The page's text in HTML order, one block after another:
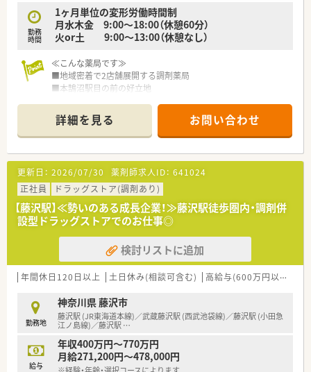
勤務
時間
1ヶ月単位の変形労働時間制
月水木金 9:00～18:00（休憩60分）
火or土 9:00～13:00（休憩なし）
≪こんな薬局です≫
■地域密着で2店舗展開する調剤薬局
■本鵠沼駅目の前の好立地
■≪火曜≫or≪土曜≫は半日勤務
■18時まで残業ほぼナシ
■門前のクリニックからの応需が中心で、枚数も落ち着いていま
す
■リウマチ科で注射剤の取り扱いが多いです
■患者様への投薬に力を入れています
■自分のペースで落ち着いてお仕事したい方にオススメ
■定着率が高くあまり募集の出ない求人です
■ご経験があり、お人柄の良い方なら年齢不問で歓迎いたします
詳細を見る お問い合わせ
更新日： 2026/07/30 薬剤師求人ID： 641024
正社員
ドラッグストア(調剤あり)
【藤沢駅】≪勢いのある成長企業！≫藤沢駅徒歩圏内・調剤併
設型ドラッグストアでのお仕事◎
検討リストに追加
年間休日120日以上 土日休み(相談可含む) 高給与(600万円以上)
勤務地
神奈川県 藤沢市
藤沢駅 (JR東海道本線)／武蔵藤沢駅 (西武池袋線)／藤沢駅 (小田急
江ノ島線)／藤沢駅 …
給与
年収400万円～770万円
月給271,200円～478,000円